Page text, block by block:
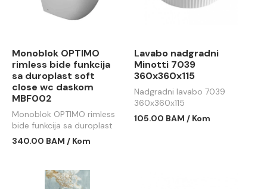
Monoblok OPTIMO
rimless bide funkcija
sa duroplast soft
close wc daskom
MBF002
Monoblok OPTIMO rimless
bide funkcija sa duroplast
soft close wc daskom
340.00 BAM / Kom
Lavabo nadgradni
Minotti 7039
360x360x115
Nadgradni lavabo 7039
360x360x115
105.00 BAM / Kom